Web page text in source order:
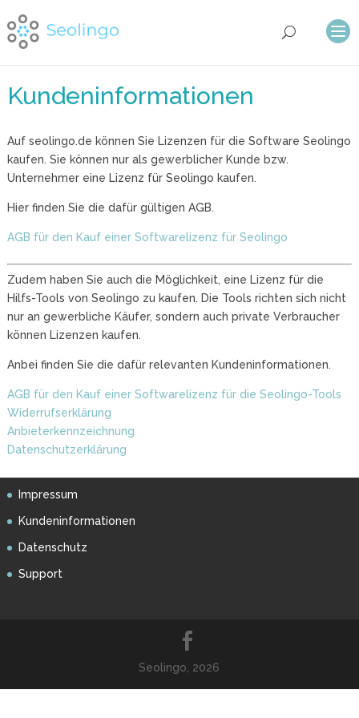
Kundeninformationen
Auf seolingo.de können Sie Lizenzen für die Software Seolingo
kaufen. Sie können nur als gewerblicher Kunde bzw.
Unternehmer eine Lizenz für Seolingo kaufen.
Hier finden Sie die dafür gültigen AGB.
AGB für den Kauf einer Softwarelizenz für Seolingo
Zudem haben Sie auch die Möglichkeit, eine Lizenz für die
Hilfs-Tools von Seolingo zu kaufen. Die Tools richten sich nicht
nur an gewerbliche Käufer, sondern auch private Verbraucher
können Lizenzen kaufen.
Anbei finden Sie die dafür relevanten Kundeninformationen.
AGB für den Kauf einer Softwarelizenz für die Seolingo-Tools
Widerrufserklärung
Anbieterkennzeichnung
Datenschutzerklärung
Impressum
Kundeninformationen
Datenschutz
Support
Seolingo, 2026